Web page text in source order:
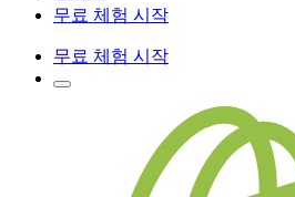
무료 체험 시작
무료 체험 시작